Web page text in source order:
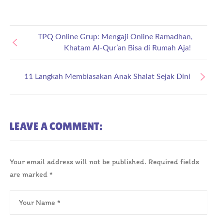
11 Langkah Membiasakan Anak Shalat Sejak Dini
TPQ Online Grup: Mengaji Online Ramadhan,
Khatam Al-Qur’an Bisa di Rumah Aja!
LEAVE A COMMENT:
Your email address will not be published. Required fields
are marked *